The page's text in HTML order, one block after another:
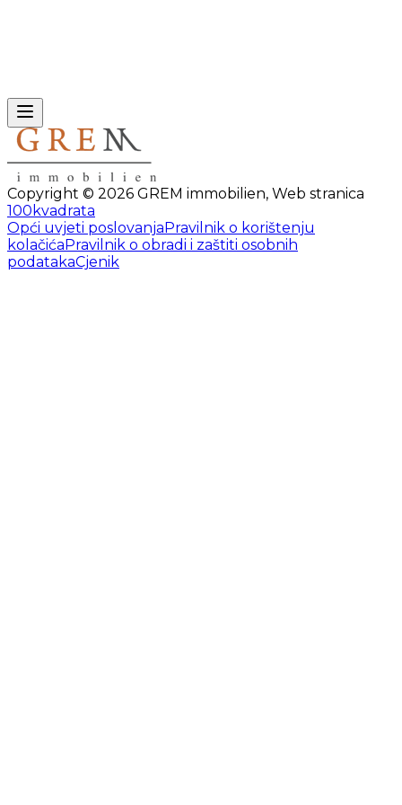
Copyright © 2026 GREM immobilien, Web stranica
100kvadrata
Opći uvjeti poslovanjaPravilnik o korištenju
kolačićaPravilnik o obradi i zaštiti osobnih
podatakaCjenik